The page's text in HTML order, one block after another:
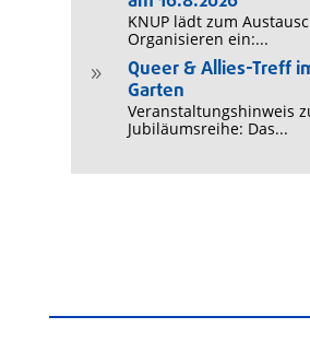
KNUP lädt zum
Organisieren ein:...
9
Queer & Allies-Treff
Garten
Veranstaltungshinweis
Jubiläumsreihe: Das...